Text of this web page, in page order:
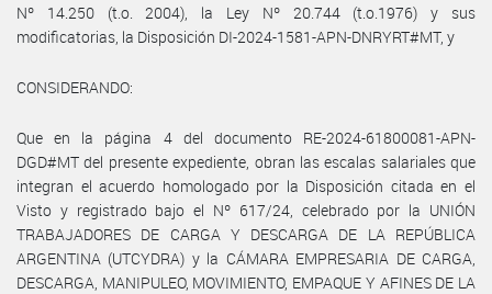
Nº 14.250 (t.o. 2004), la Ley Nº 20.744 (t.o.1976) y sus
modificatorias, la Disposición DI-2024-1581-APN-DNRYRT#MT, y
CONSIDERANDO:
Que en la página 4 del documento RE-2024-61800081-APN-
DGD#MT del presente expediente, obran las escalas salariales que
integran el acuerdo homologado por la Disposición citada en el
Visto y registrado bajo el Nº 617/24, celebrado por la UNIÓN
TRABAJADORES DE CARGA Y DESCARGA DE LA REPÚBLICA
ARGENTINA (UTCYDRA) y la CÁMARA EMPRESARIA DE CARGA,
DESCARGA, MANIPULEO, MOVIMIENTO, EMPAQUE Y AFINES DE LA